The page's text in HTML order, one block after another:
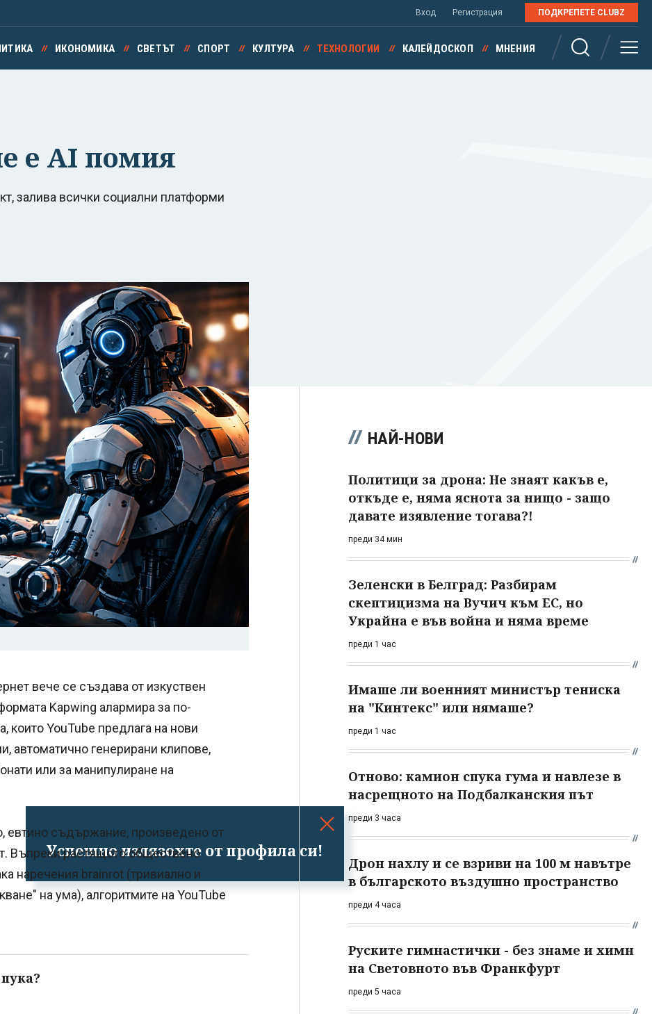
Успешно излязохте от профила си!
Вход Регистрация ПОДКРЕПЕТЕ CLUBZ
ИКОНОМИКА СВЕТЪТ СПОРТ КУЛТУРА ТЕХНОЛОГИИ КАЛЕЙДОСКОП МНЕНИЯ
е AI помия
залива всички социални платформи
вече се създава от изкуствен
Kapwing алармира за по-
които YouTube предлага на нови
автоматично генерирани клипове,
или за манипулиране на
евтино съдържание, произведено от
Въпреки растящото обществено
наречения brainrot (тривиално и
на ума), алгоритмите на YouTube
НАЙ-НОВИ
Политици за дрона: Не знаят какъв е,
откъде е, няма яснота за нищо - защо
давате изявление тогава?!
преди 34 мин
Зеленски в Белград: Разбирам
скептицизма на Вучич към ЕС, но
Украйна е във война и няма време
преди 1 час
Имаше ли военният министър тениска
на "Кинтекс" или нямаше?
преди 1 час
Отново: камион спука гума и навлезе в
насрещното на Подбалканския път
преди 3 часа
Дрон нахлу и се взриви на 100 м навътре
в българското въздушно пространство
преди 4 часа
Руските гимнастички - без знаме и химн
на Световното във Франкфурт
преди 5 часа